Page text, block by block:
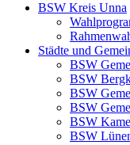
BSW Kreis Unna
Städte und
BSW
BSW
BSW
BSW
BSW
BSW